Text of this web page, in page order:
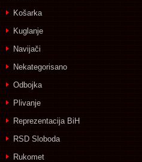
Košarka
Kuglanje
Navijači
Nekategorisano
Odbojka
Plivanje
Reprezentacija BiH
RSD Sloboda
Rukomet